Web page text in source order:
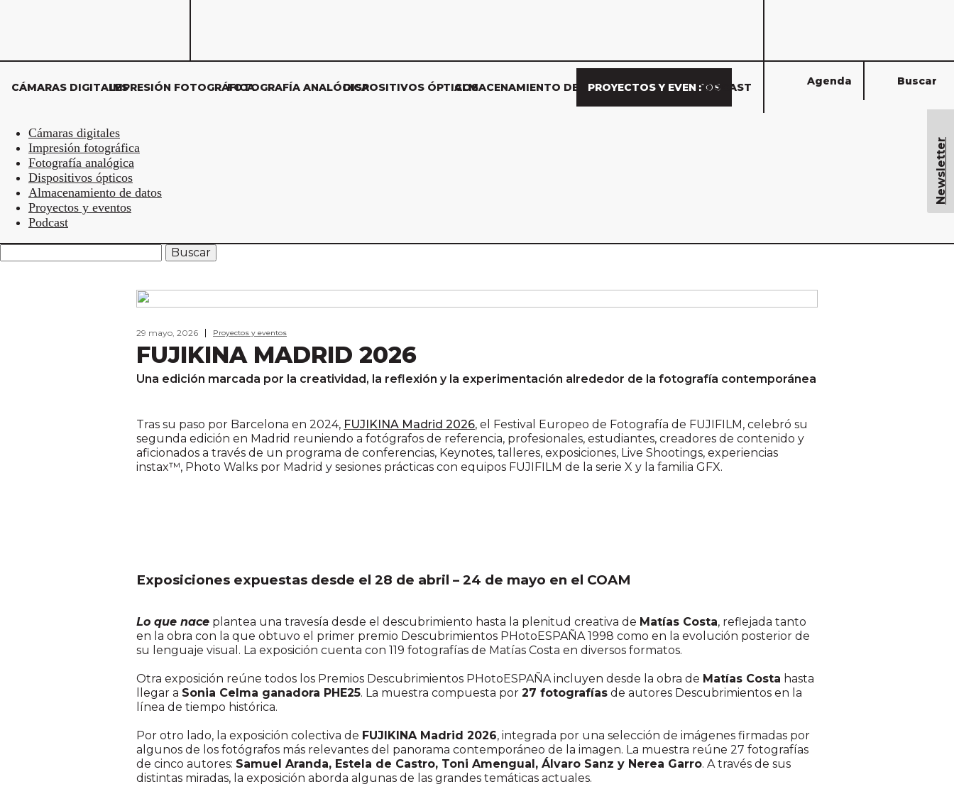
CÁMARAS DIGITALESIMPRESIÓN FOTOGRÁFICAFOTOGRAFÍA ANALÓGICADISPOSITIVOS ÓPTICOSALMACENAMIENTO DE DATOSPROYECTOS Y EVENTOSPODCAST
Cámaras digitales
Impresión fotográfica
Fotografía analógica
Dispositivos ópticos
Almacenamiento de datos
Proyectos y eventos
Podcast
Agenda Buscar
29 mayo, 2026 Proyectos y eventos
FUJIKINA MADRID 2026
Una edición marcada por la creatividad, la reflexión y la experimentación alrededor de la fotografía contemporánea
Tras su paso por Barcelona en 2024, FUJIKINA Madrid 2026, el Festival Europeo de Fotografía de FUJIFILM, celebró su
segunda edición en Madrid reuniendo a fotógrafos de referencia, profesionales, estudiantes, creadores de contenido y
aficionados a través de un programa de conferencias, Keynotes, talleres, exposiciones, Live Shootings, experiencias
instax™, Photo Walks por Madrid y sesiones prácticas con equipos FUJIFILM de la serie X y la familia GFX.
Exposiciones expuestas desde el 28 de abril – 24 de mayo en el COAM
Lo que nace plantea una travesía desde el descubrimiento hasta la plenitud creativa de Matías Costa, reflejada tanto
en la obra con la que obtuvo el primer premio Descubrimientos PHotoESPAÑA 1998 como en la evolución posterior de
su lenguaje visual. La exposición cuenta con 119 fotografías de Matías Costa en diversos formatos.
Otra exposición reúne todos los Premios Descubrimientos PHotoESPAÑA incluyen desde la obra de Matías Costa hasta
llegar a Sonia Celma ganadora PHE25. La muestra compuesta por 27 fotografías de autores Descubrimientos en la
línea de tiempo histórica.
Por otro lado, la exposición colectiva de FUJIKINA Madrid 2026, integrada por una selección de imágenes firmadas por
algunos de los fotógrafos más relevantes del panorama contemporáneo de la imagen. La muestra reúne 27 fotografías
de cinco autores: Samuel Aranda, Estela de Castro, Toni Amengual, Álvaro Sanz y Nerea Garro. A través de sus
distintas miradas, la exposición aborda algunas de las grandes temáticas actuales.
Newsletter